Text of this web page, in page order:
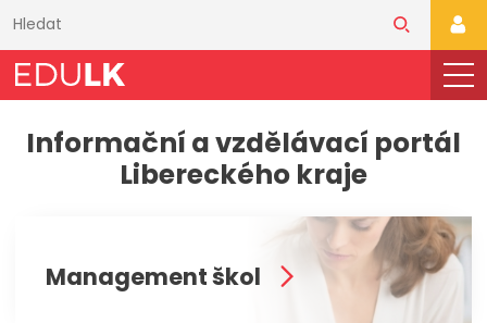
obsahu
Informační a vzdělávací portál
Libereckého kraje
Management škol